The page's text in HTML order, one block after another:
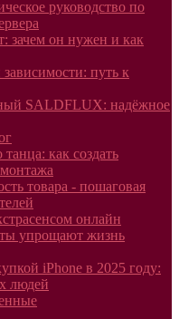
руководство по
зачем он нужен и как
путь к
SALDFLUX: надёжное
как создать
товара - пошаговая
онлайн
упрощают жизнь
iPhone в 2025 году:
людей